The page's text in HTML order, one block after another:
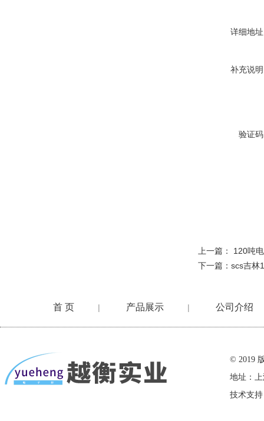
详细地
补充说
验证
上一篇： 120吨
下一篇： scs吉林
首 页 | 产品展示 | 公司介绍
© 2019
地址：
技术支